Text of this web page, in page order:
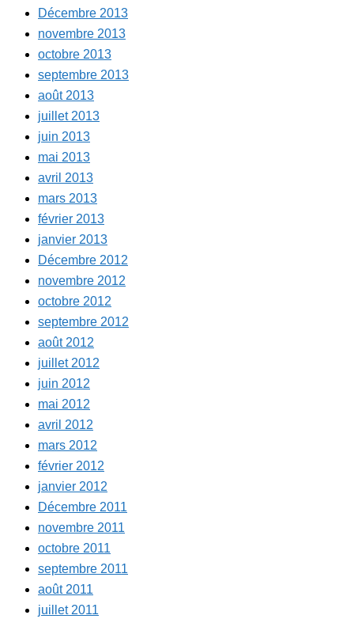
Décembre 2013
novembre 2013
octobre 2013
septembre 2013
août 2013
juillet 2013
juin 2013
mai 2013
avril 2013
mars 2013
février 2013
janvier 2013
Décembre 2012
novembre 2012
octobre 2012
septembre 2012
août 2012
juillet 2012
juin 2012
mai 2012
avril 2012
mars 2012
février 2012
janvier 2012
Décembre 2011
novembre 2011
octobre 2011
septembre 2011
août 2011
juillet 2011